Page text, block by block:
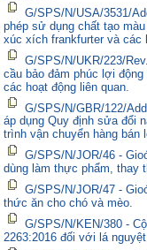
G/SPS/N/USA/3531/
phép sử dụng chất tạo
xúc xích frankfurter và các
G/SPS/N/UKR/223/
cầu bảo đảm phúc lợi
các hoạt động liên quan.
G/SPS/N/GBR/122/
áp dụng Quy định sửa đổi
trình vận chuyển hàng bán
G/SPS/N/JOR/46 -
dùng làm thực phẩm, thay
G/SPS/N/JOR/47 -
thức ăn cho chó và mèo.
G/SPS/N/KEN/380 -
2263:2016 đối với lá